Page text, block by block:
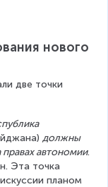
нового
две точки
должны
автономии.
Эта точка
планом